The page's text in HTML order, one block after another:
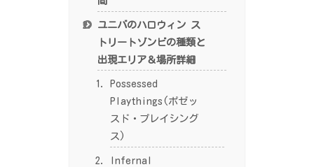
ユニバのハロウィン ス
トリートゾンビの種類と
出現エリア＆場所詳細
Possessed
Playthings(ポゼッ
スド・プレイシング
ス)
Infernal